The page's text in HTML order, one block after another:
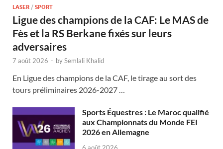
LASER / SPORT
Ligue des champions de la CAF: Le MAS de
Fès et la RS Berkane fixés sur leurs
adversaires
7 août 2026 - bySemlali Khalid
En Ligue des champions de la CAF, le tirage au sort des
tours préliminaires 2026-2027 …
Sports Équestres : Le Maroc qualifié
aux Championnats du Monde FEI
2026 en Allemagne